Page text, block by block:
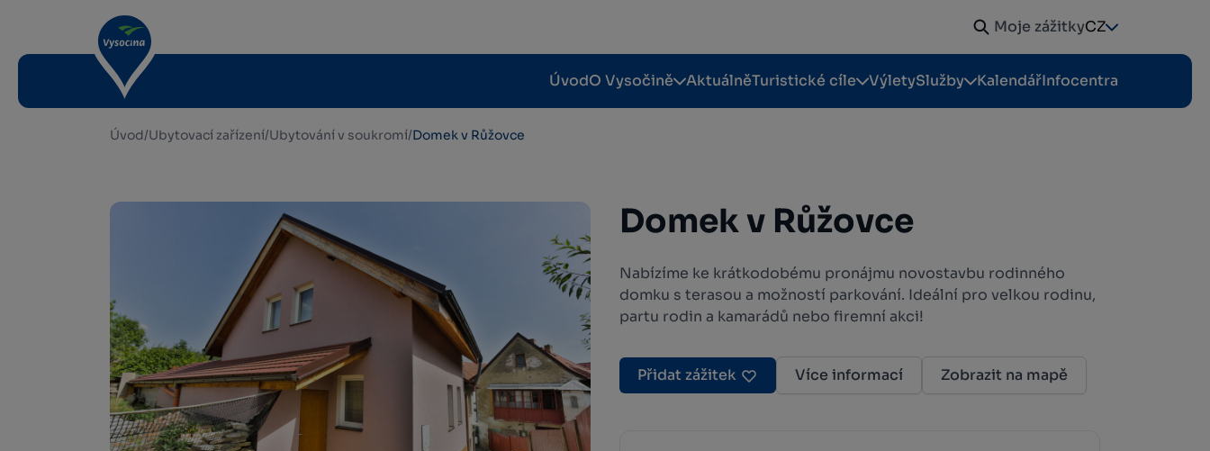
Moje zážitkyCZ
ÚvodO Vysočině AktuálněTuristické cíle VýletySlužby KalendářInfocentra
Úvod/Ubytovací zařízení/Ubytování v soukromí/Domek v Růžovce
Domek v Růžovce
Nabízíme ke krátkodobému pronájmu novostavbu rodinného
domku s terasou a možností parkování. Ideální pro velkou rodinu,
partu rodin a kamarádů nebo firemní akci!
Přidat zážitek Více informací Zobrazit na mapě